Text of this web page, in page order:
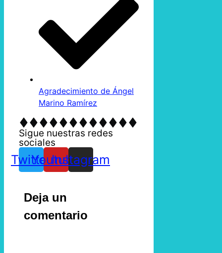
Agradecimiento de Ángel
Marino Ramírez
Sigue nuestras redes
sociales
TwitterYoutube
Instagram
Deja un
comentario